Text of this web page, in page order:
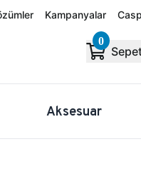
Kampanyalar
0
Aksesuar